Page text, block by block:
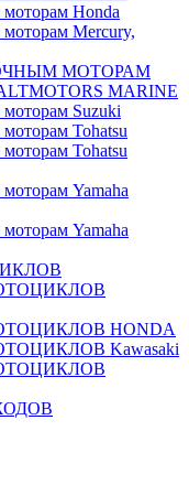
Honda
Mercury,
МОТОРАМ
MARINE
Suzuki
Tohatsu
Tohatsu
Yamaha
Yamaha
HONDA
Kawasaki